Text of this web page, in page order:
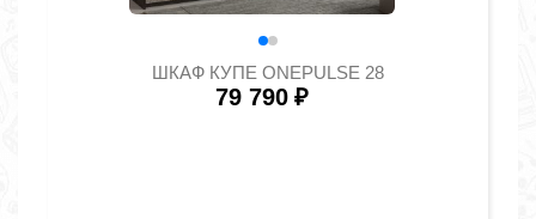
ШКАФ КУПЕ ONEPULSE 28
79 790 ₽